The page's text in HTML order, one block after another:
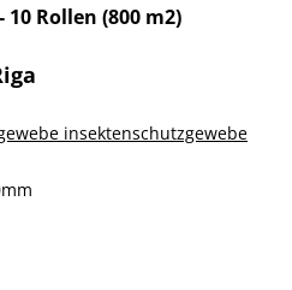
Rollen (800 m2)
insektenschutzgewebe